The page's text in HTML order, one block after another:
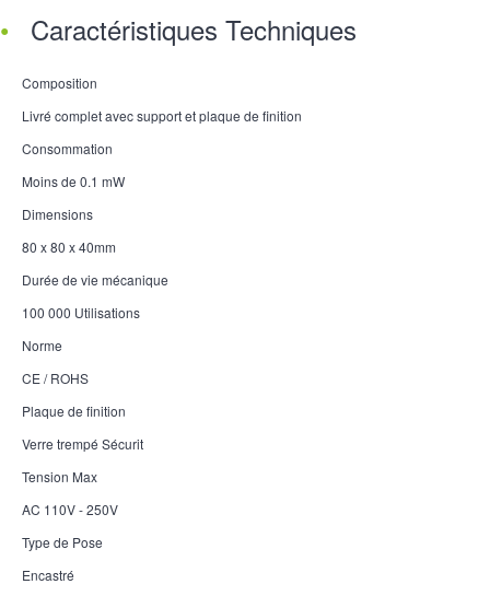
Caractéristiques Techniques
Composition
Livré complet avec support et plaque de finition
Consommation
Moins de 0.1 mW
Dimensions
80 x 80 x 40mm
Durée de vie mécanique
100 000 Utilisations
Norme
CE / ROHS
Plaque de finition
Verre trempé Sécurit
Tension Max
AC 110V - 250V
Type de Pose
Encastré